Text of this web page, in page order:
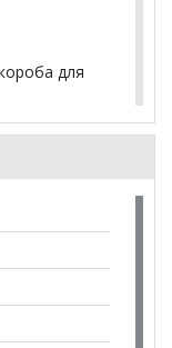
для
купить
магазинах-